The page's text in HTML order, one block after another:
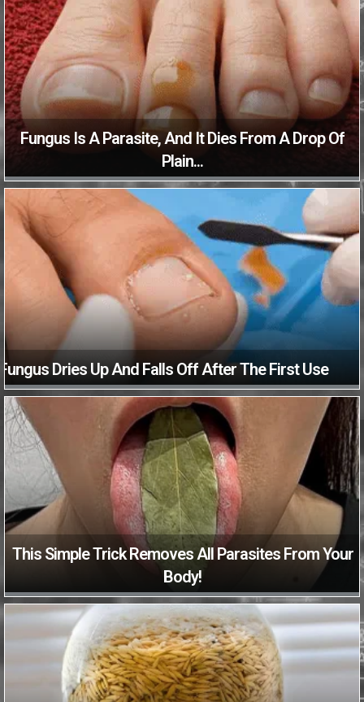
Fungus Is A Parasite, And It Dies From A Drop Of
Plain...
Dries Up And Falls Off After The First Use
This Simple Trick Removes All Parasites From Your
Body!